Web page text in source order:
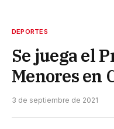
DEPORTES
Se juega el
Menores en
3 de septiembre de 2021